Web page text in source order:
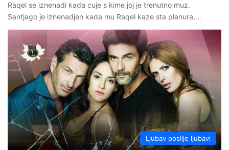
Raqel se iznenadi kada cuje s kime joj je trenutno muz.
Santjago je iznenadjen kada mu Raqel kaze sta planura,…
Ljubav poslije ljubavi